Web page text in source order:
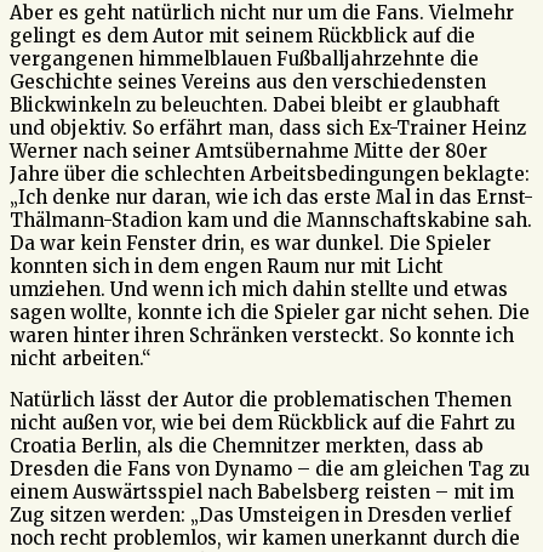
Aber es geht natürlich nicht nur um die Fans. Vielmehr
gelingt es dem Autor mit seinem Rückblick auf die
vergangenen himmelblauen Fußballjahrzehnte die
Geschichte seines Vereins aus den verschiedensten
Blickwinkeln zu beleuchten. Dabei bleibt er glaubhaft
und objektiv. So erfährt man, dass sich Ex-Trainer Heinz
Werner nach seiner Amtsübernahme Mitte der 80er
Jahre über die schlechten Arbeitsbedingungen beklagte:
„Ich denke nur daran, wie ich das erste Mal in das Ernst-
Thälmann-Stadion kam und die Mannschaftskabine sah.
Da war kein Fenster drin, es war dunkel. Die Spieler
konnten sich in dem engen Raum nur mit Licht
umziehen. Und wenn ich mich dahin stellte und etwas
sagen wollte, konnte ich die Spieler gar nicht sehen. Die
waren hinter ihren Schränken versteckt. So konnte ich
nicht arbeiten.“
Natürlich lässt der Autor die problematischen Themen
nicht außen vor, wie bei dem Rückblick auf die Fahrt zu
Croatia Berlin, als die Chemnitzer merkten, dass ab
Dresden die Fans von Dynamo – die am gleichen Tag zu
einem Auswärtsspiel nach Babelsberg reisten – mit im
Zug sitzen werden: „Das Umsteigen in Dresden verlief
noch recht problemlos, wir kamen unerkannt durch die